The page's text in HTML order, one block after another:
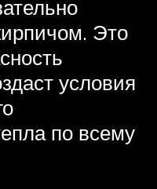
Это
условия
по всему